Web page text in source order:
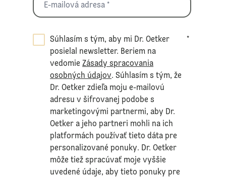
Súhlasím s tým, aby mi Dr. Oetker
posielal newsletter. Beriem na
vedomieZásady spracovania
osobných údajov. Súhlasím s tým, že
Dr. Oetker zdieľa moju e-mailovú
adresu v šifrovanej podobe s
marketingovými partnermi, aby Dr.
Oetker a jeho partneri mohli na ich
platformách používať tieto dáta pre
personalizované ponuky. Dr. Oetker
môže tiež spracúvať moje vyššie
uvedené údaje, aby tieto ponuky pre
*